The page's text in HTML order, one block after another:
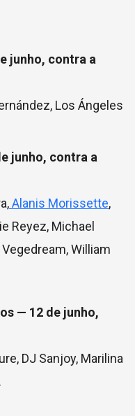
junho, contra a
Los Ángeles
junho, contra a
Alanis Morissette,
Reyez, Michael
William
— 12 de junho,
DJ Sanjoy, Marilina